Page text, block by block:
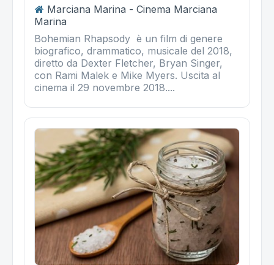
Marciana Marina - Cinema Marciana
Marina
Bohemian Rhapsody è un film di genere
biografico, drammatico, musicale del 2018,
diretto da Dexter Fletcher, Bryan Singer,
con Rami Malek e Mike Myers. Uscita al
cinema il 29 novembre 2018....